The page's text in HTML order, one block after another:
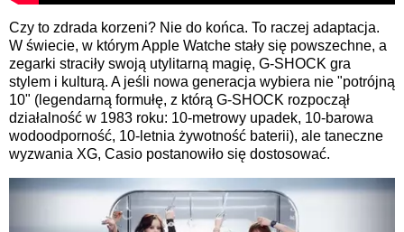
Czy to zdrada korzeni? Nie do końca. To raczej adaptacja.
W świecie, w którym Apple Watche stały się powszechne, a
zegarki straciły swoją utylitarną magię, G-SHOCK gra
stylem i kulturą. A jeśli nowa generacja wybiera nie "potrójną
10" (legendarną formułę, z którą G-SHOCK rozpoczął
działalność w 1983 roku: 10-metrowy upadek, 10-barowa
wodoodporność, 10-letnia żywotność baterii), ale taneczne
wyzwania XG, Casio postanowiło się dostosować.